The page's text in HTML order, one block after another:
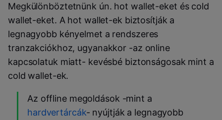
Megkülönböztetnünk ún. hot wallet-eket és cold
wallet-eket. A hot wallet-ek biztosítják a
legnagyobb kényelmet a rendszeres
tranzakciókhoz, ugyanakkor -az online
kapcsolatuk miatt- kevésbé biztonságosak mint a
cold wallet-ek.
Az offline megoldások -mint a
hardvertárcák- nyújtják a legnagyobb